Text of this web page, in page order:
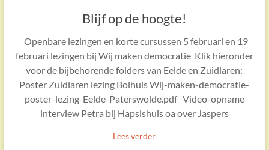
Blijf op de hoogte!
Openbare lezingen en korte cursussen 5 februari en 19
februari lezingen bij Wij maken democratie Klik hieronder
voor de bijbehorende folders van Eelde en Zuidlaren:
Poster Zuidlaren lezing Bolhuis Wij-maken-democratie-
poster-lezing-Eelde-Paterswolde.pdf Video-opname
interview Petra bij Hapsishuis oa over Jaspers
Lees verder